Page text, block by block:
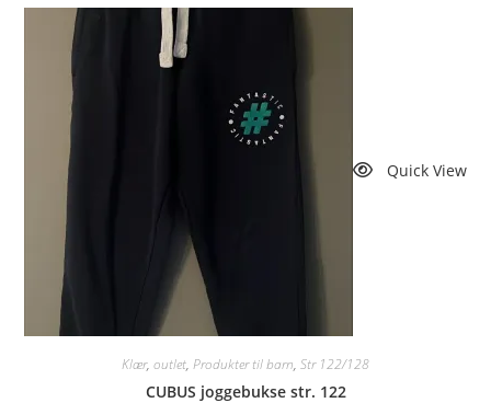
Quick View
Klær, outlet, Produkter til barn, Str 122/128
CUBUS joggebukse str. 122